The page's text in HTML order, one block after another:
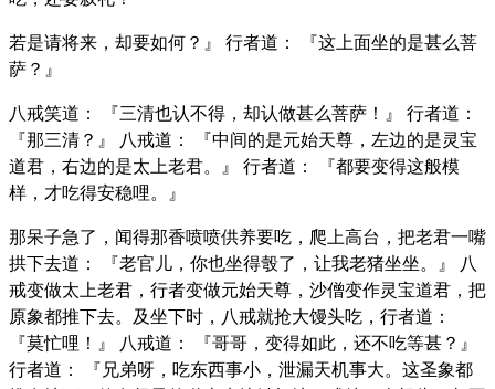
若是请将来，却要如何？』 行者道： 『这上面坐的是甚么菩
萨？』
八戒笑道： 『三清也认不得，却认做甚么菩萨！』 行者道：
『那三清？』 八戒道： 『中间的是元始天尊，左边的是灵宝
道君，右边的是太上老君。』 行者道： 『都要变得这般模
样，才吃得安稳哩。』
那呆子急了，闻得那香喷喷供养要吃，爬上高台，把老君一嘴
拱下去道： 『老官儿，你也坐得彀了，让我老猪坐坐。』 八
戒变做太上老君，行者变做元始天尊，沙僧变作灵宝道君，把
原象都推下去。及坐下时，八戒就抢大馒头吃，行者道：
『莫忙哩！』 八戒道： 『哥哥，变得如此，还不吃等甚？』
行者道： 『兄弟呀，吃东西事小，泄漏天机事大。这圣象都